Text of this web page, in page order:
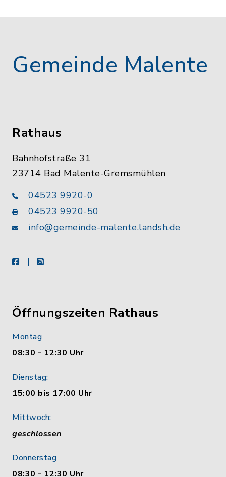
Gemeinde Malente
Rathaus
Bahnhofstraße 31
23714 Bad Malente-Gremsmühlen
04523 9920-0
04523 9920-50
info@gemeinde-malente.landsh.de
facebookinstagram
Öffnungszeiten Rathaus
Montag
08:30 - 12:30 Uhr
Dienstag:
15:00 bis 17:00 Uhr
Mittwoch:
geschlossen
Donnerstag
08:30 - 12:30 Uhr